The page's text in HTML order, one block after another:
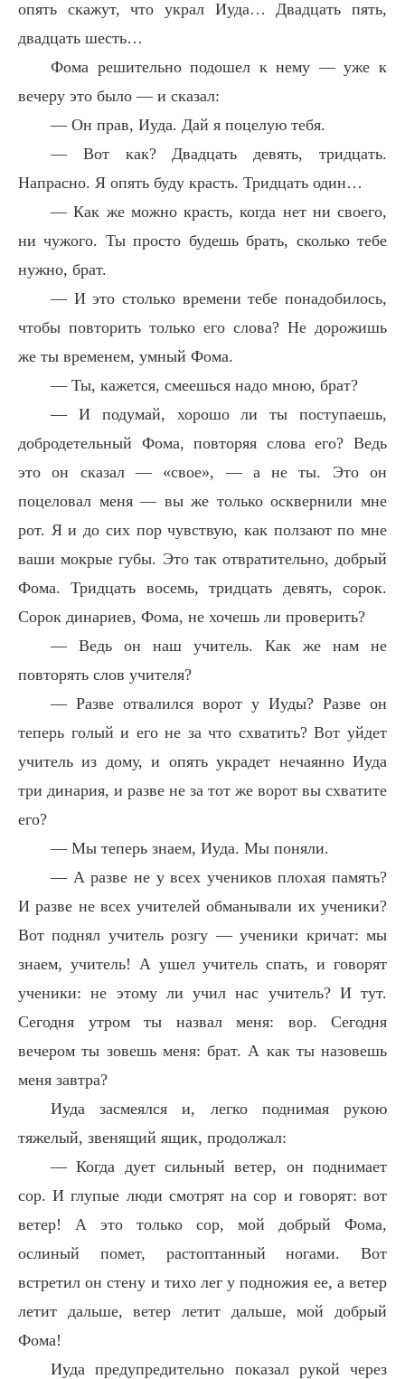
опять скажут, что украл Иуда… Двадцать пять,
двадцать шесть…
Фома решительно подошел к нему — уже к
вечеру это было — и сказал:
— Он прав, Иуда. Дай я поцелую тебя.
— Вот как? Двадцать девять, тридцать.
Напрасно. Я опять буду красть. Тридцать один…
— Как же можно красть, когда нет ни своего,
ни чужого. Ты просто будешь брать, сколько тебе
нужно, брат.
— И это столько времени тебе понадобилось,
чтобы повторить только его слова? Не дорожишь
же ты временем, умный Фома.
— Ты, кажется, смеешься надо мною, брат?
— И подумай, хорошо ли ты поступаешь,
добродетельный Фома, повторяя слова его? Ведь
это он сказал — «свое», — а не ты. Это он
поцеловал меня — вы же только осквернили мне
рот. Я и до сих пор чувствую, как ползают по мне
ваши мокрые губы. Это так отвратительно, добрый
Фома. Тридцать восемь, тридцать девять, сорок.
Сорок динариев, Фома, не хочешь ли проверить?
— Ведь он наш учитель. Как же нам не
повторять слов учителя?
— Разве отвалился ворот у Иуды? Разве он
теперь голый и его не за что схватить? Вот уйдет
учитель из дому, и опять украдет нечаянно Иуда
три динария, и разве не за тот же ворот вы схватите
его?
— Мы теперь знаем, Иуда. Мы поняли.
— А разве не у всех учеников плохая память?
И разве не всех учителей обманывали их ученики?
Вот поднял учитель розгу — ученики кричат: мы
знаем, учитель! А ушел учитель спать, и говорят
ученики: не этому ли учил нас учитель? И тут.
Сегодня утром ты назвал меня: вор. Сегодня
вечером ты зовешь меня: брат. А как ты назовешь
меня завтра?
Иуда засмеялся и, легко поднимая рукою
тяжелый, звенящий ящик, продолжал:
— Когда дует сильный ветер, он поднимает
сор. И глупые люди смотрят на сор и говорят: вот
ветер! А это только сор, мой добрый Фома,
ослиный помет, растоптанный ногами. Вот
встретил он стену и тихо лег у подножия ее, а ветер
летит дальше, ветер летит дальше, мой добрый
Фома!
Иуда предупредительно показал рукой через